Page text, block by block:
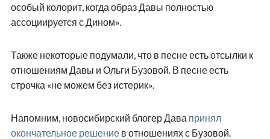
особый колорит, когда образ Давы полностью
ассоциируется с Дином».
Также некоторые подумали, что в песне есть отсылки к
отношениям Давы и Ольги Бузовой. В песне есть
строчка «не можем без истерик».
Напомним, новосибирский блогер Дава принял
окончательное решениев отношениях с Бузовой.